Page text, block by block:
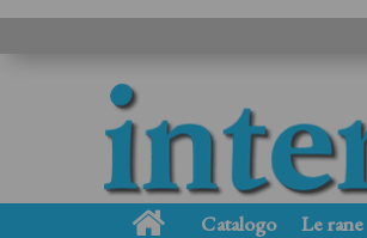
Catalogo Le rane